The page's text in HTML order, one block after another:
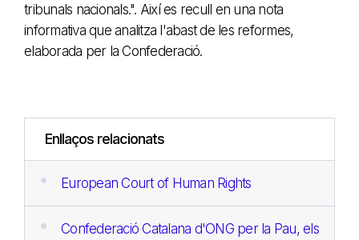
tribunals nacionals.". Així es recull en una nota
informativa que analitza l'abast de les reformes,
elaborada per la Confederació.
Enllaços relacionats
European Court of Human Rights
Confederació Catalana d'ONG per la Pau, els